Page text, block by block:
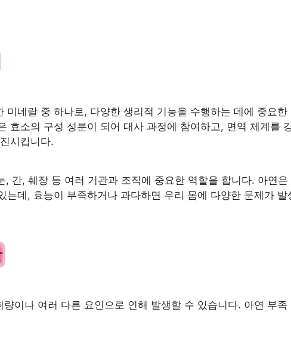
미네랄 중 하나로, 다양한 생리적 기능을 수행하는 데에 중요한
효소의 구성 성분이 되어 대사 과정에 참여하고, 면역 체계를
시킵니다.
, 간, 췌장 등 여러 기관과 조직에 중요한 역할을 합니다. 아연은
는데, 효능이 부족하거나 과다하면 우리 몸에 다양한 문제가 발
이나 여러 다른 요인으로 인해 발생할 수 있습니다. 아연 부족